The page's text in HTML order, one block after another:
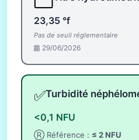
23,35 °f
Pas de seuil réglementaire
29/06/2026
✅Turbidité
<0,1 NFU
Ⓡ Référence : ≤ 2 NFU